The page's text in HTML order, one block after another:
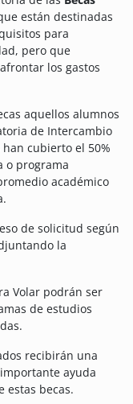
están destinadas
para
pero que
los gastos
aquellos alumnos
de Intercambio
cubierto el 50%
o programa
académico
de solicitud según
la
Volar podrán ser
de estudios
recibirán una
ayuda
estas becas.